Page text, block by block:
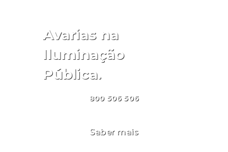
Avarias na
Iluminação
Pública.
800 506 506
Saber mais